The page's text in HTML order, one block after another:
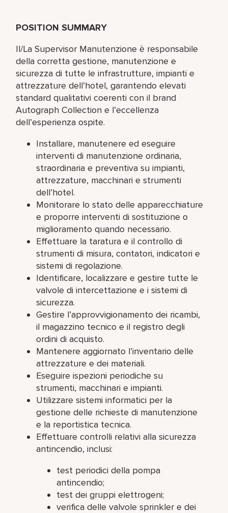
POSITION SUMMARY
Il/La Supervisor Manutenzione è responsabile
della corretta gestione, manutenzione e
sicurezza di tutte le infrastrutture, impianti e
attrezzature dell’hotel, garantendo elevati
standard qualitativi coerenti con il brand
Autograph Collection e l’eccellenza
dell’esperienza ospite.
Installare, manutenere ed eseguire
interventi di manutenzione ordinaria,
straordinaria e preventiva su impianti,
attrezzature, macchinari e strumenti
dell’hotel.
Monitorare lo stato delle apparecchiature
e proporre interventi di sostituzione o
miglioramento quando necessario.
Effettuare la taratura e il controllo di
strumenti di misura, contatori, indicatori e
sistemi di regolazione.
Identificare, localizzare e gestire tutte le
valvole di intercettazione e i sistemi di
sicurezza.
Gestire l’approvvigionamento dei ricambi,
il magazzino tecnico e il registro degli
ordini di acquisto.
Mantenere aggiornato l’inventario delle
attrezzature e dei materiali.
Eseguire ispezioni periodiche su
strumenti, macchinari e impianti.
Utilizzare sistemi informatici per la
gestione delle richieste di manutenzione
e la reportistica tecnica.
Effettuare controlli relativi alla sicurezza
antincendio, inclusi:
test periodici della pompa
antincendio;
test dei gruppi elettrogeni;
verifica delle valvole sprinkler e dei